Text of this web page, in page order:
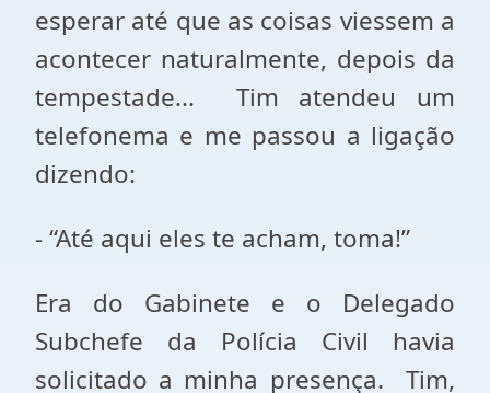
esperar até que as coisas viessem a
acontecer naturalmente, depois da
tempestade... Tim atendeu um
telefonema e me passou a ligação
dizendo:
- “Até aqui eles te acham, toma!”
Era do Gabinete e o Delegado
Subchefe da Polícia Civil havia
solicitado a minha presença. Tim,